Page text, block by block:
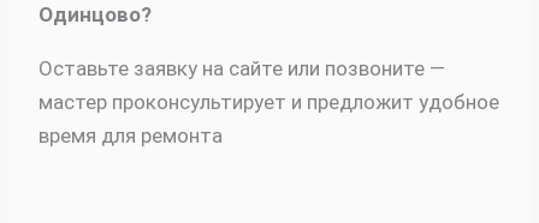
Одинцово?
Оставьте заявку на сайте или позвоните —
мастер проконсультирует и предложит удобное
время для ремонта